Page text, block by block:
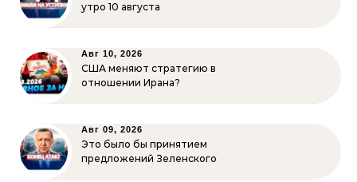
утро 10 августа
Авг 10, 2026
США меняют стратегию в
отношении Ирана?
Авг 09, 2026
Это было бы принятием
предложений Зеленского